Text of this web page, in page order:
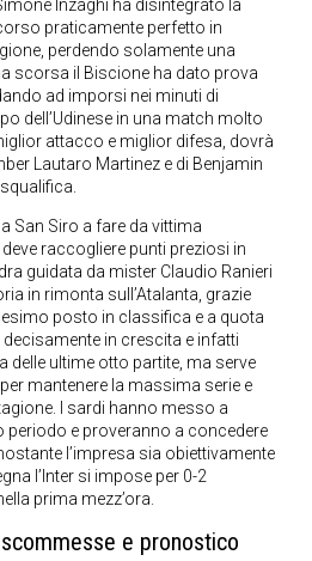
Inzaghi ha disintegrato la
praticamente perfetto in
perdendo solamente una
scorsa il Biscione ha dato prova
ad imporsi nei minuti di
dell’Udinese in una match molto
attacco e miglior difesa, dovrà
Lautaro Martinez e di Benjamin
San Siro a fare da vittima
raccogliere punti preziosi in
guidata da mister Claudio Ranieri
in rimonta sull’Atalanta, grazie
posto in classifica e a quota
in crescita e infatti
delle ultime otto partite, ma serve
mantenere la massima serie e
I sardi hanno messo a
periodo e proveranno a concedere
l’impresa sia obiettivamente
l’Inter si impose per 0-2
prima mezz’ora.
e pronostico